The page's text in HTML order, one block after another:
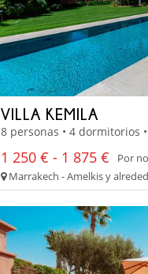
VILLA KEMILA
8 personas • 4 dormitorios
1 250 € - 1 875 €
Por
Marrakech - Amelkis y